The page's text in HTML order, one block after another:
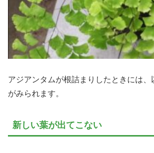
アジアンタムが根詰まりしたときには、
がみられます。
新しい葉が出てこない